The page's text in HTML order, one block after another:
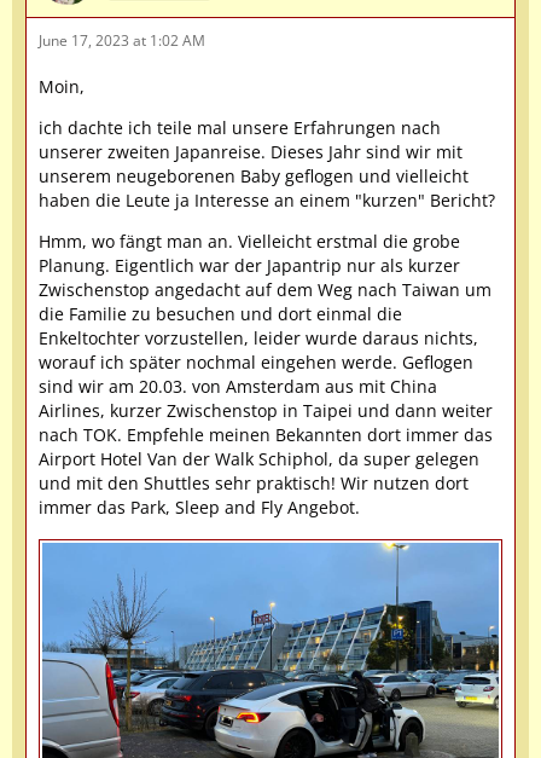
June 17, 2023 at 1:02 AM
Moin,
ich dachte ich teile mal unsere Erfahrungen nach
unserer zweiten Japanreise. Dieses Jahr sind wir mit
unserem neugeborenen Baby geflogen und vielleicht
haben die Leute ja Interesse an einem "kurzen" Bericht?
Hmm, wo fängt man an. Vielleicht erstmal die grobe
Planung. Eigentlich war der Japantrip nur als kurzer
Zwischenstop angedacht auf dem Weg nach Taiwan um
die Familie zu besuchen und dort einmal die
Enkeltochter vorzustellen, leider wurde daraus nichts,
worauf ich später nochmal eingehen werde. Geflogen
sind wir am 20.03. von Amsterdam aus mit China
Airlines, kurzer Zwischenstop in Taipei und dann weiter
nach TOK. Empfehle meinen Bekannten dort immer das
Airport Hotel Van der Walk Schiphol, da super gelegen
und mit den Shuttles sehr praktisch! Wir nutzen dort
immer das Park, Sleep and Fly Angebot.